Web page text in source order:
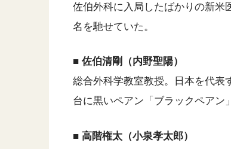
佐伯外科に入局したばかりの新米
名を馳せていた。
■ 佐伯清剛（内野聖陽）
総合外科学教室教授。日本を代表
台に黒いペアン「ブラックペアン
■ 高階権太（小泉孝太郎）